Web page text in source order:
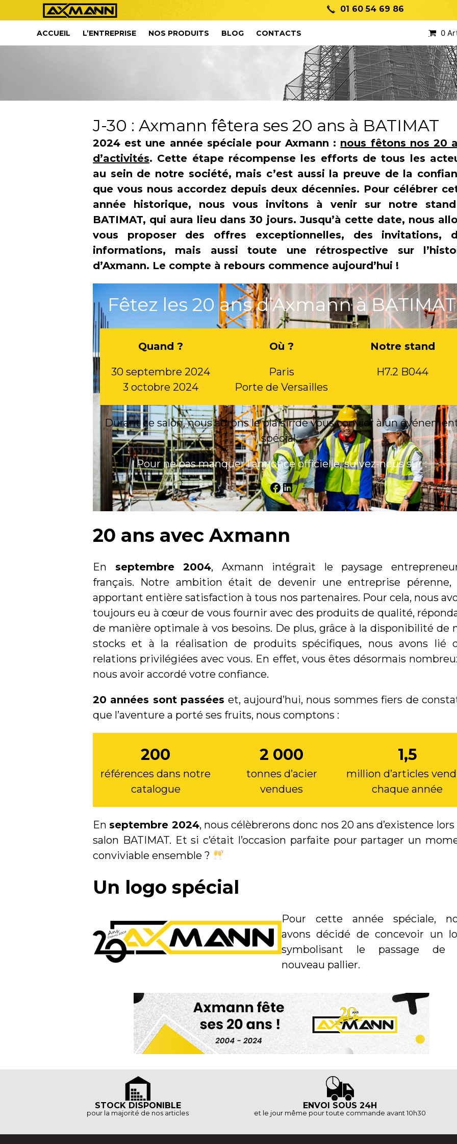
01 60 54 69 86
ACCUEIL L’ENTREPRISE NOS PRODUITS BLOG CONTACTS 0
J-30 : Axmann fêtera ses 20 ans à BATIMAT
2024 est une année spéciale pour Axmann : nous fêtons nos 20
d’activités. Cette étape récompense les efforts de tous les
au sein de notre société, mais c’est aussi la preuve de la
que vous nous accordez depuis deux décennies. Pour célébrer
année historique, nous vous invitons à venir sur notre
BATIMAT, qui aura lieu dans 30 jours. Jusqu’à cette date, nous
vous proposer des offres exceptionnelles, des invitations,
informations, mais aussi toute une rétrospective sur
d’Axmann. Le compte à rebours commence aujourd’hui !
Fêtez les 20 ans d’Axmann à BATIMAT
Quand ?
30 septembre 2024
3 octobre 2024
Où ?
Paris
Porte de Versailles
Notre stand
H7.2 B044
Durant ce salon, nous aurons le plaisir de vous convier à un
spécial…
Pour ne pas manquer l’annonce officielle, suivez-nous sur :
Facebook
LinkedIn
20 ans avec Axmann
En septembre 2004, Axmann intégrait le paysage
français. Notre ambition était de devenir une entreprise pérenne,
apportant entière satisfaction à tous nos partenaires. Pour cela, nous
toujours eu à cœur de vous fournir avec des produits de qualité,
de manière optimale à vos besoins. De plus, grâce à la disponibilité de
stocks et à la réalisation de produits spécifiques, nous avons lié
relations privilégiées avec vous. En effet, vous êtes désormais
nous avoir accordé votre confiance.
20 années sont passées et, aujourd’hui, nous sommes fiers de
que l’aventure a porté ses fruits, nous comptons :
200
références dans notre
catalogue
2 000
tonnes d’acier
vendues
1,5
million d’articles
chaque année
En septembre 2024, nous célèbrerons donc nos 20 ans d’existence lors
salon BATIMAT. Et si c’était l’occasion parfaite pour partager un
conviviable ensemble ?
Un logo spécial
Pour cette année spéciale,
avons décidé de concevoir un
symbolisant le passage de
nouveau pallier.
STOCK DISPONIBLE
pour la majorité de nos articles
ENVOI SOUS 24H
et le jour même pour toute commande avant 10h30